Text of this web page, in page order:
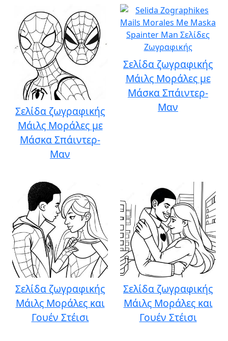
Σελίδα ζωγραφικής
Μάιλς Μοράλες με
Μάσκα Σπάιντερ-
Μαν
Σελίδα ζωγραφικής
Μάιλς Μοράλες με
Μάσκα Σπάιντερ-
Μαν
Σελίδα ζωγραφικής
Μάιλς Μοράλες και
Γουέν Στέισι
Σελίδα ζωγραφικής
Μάιλς Μοράλες και
Γουέν Στέισι